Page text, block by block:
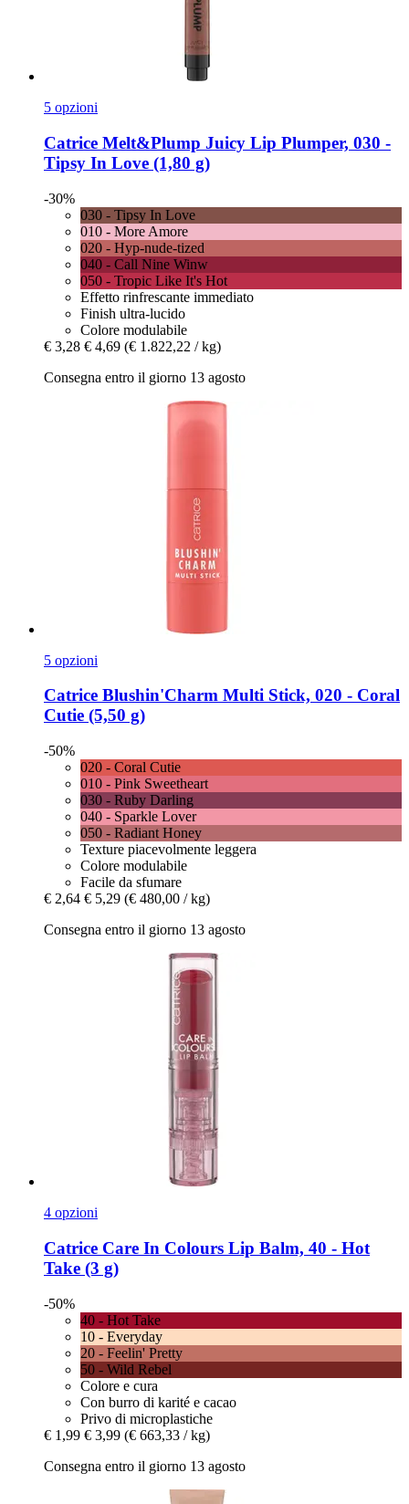
5 opzioni
Catrice Melt&Plump Juicy Lip Plumper, 030 -​
Tipsy In Love (1,80 g)
-30%
030 - Tipsy In Love
010 - More Amore
020 - Hyp-nude-tized
040 - Call Nine Winw
050 - Tropic Like It's Hot
Effetto rinfrescante immediato
Finish ultra-lucido
Colore modulabile
€ 3,28 € 4,69 (€ 1.822,22 / kg)
Consegna entro il giorno 13 agosto
5 opzioni
Catrice Blushin'Charm Multi Stick, 020 -​ Coral
Cutie (5,50 g)
-50%
020 - Coral Cutie
010 - Pink Sweetheart
030 - Ruby Darling
040 - Sparkle Lover
050 - Radiant Honey
Texture piacevolmente leggera
Colore modulabile
Facile da sfumare
€ 2,64 € 5,29 (€ 480,00 / kg)
Consegna entro il giorno 13 agosto
4 opzioni
Catrice Care In Colours Lip Balm, 40 -​ Hot
Take (3 g)
-50%
40 - Hot Take
10 - Everyday
20 - Feelin' Pretty
50 - Wild Rebel
Colore e cura
Con burro di karité e cacao
Privo di microplastiche
€ 1,99 € 3,99 (€ 663,33 / kg)
Consegna entro il giorno 13 agosto